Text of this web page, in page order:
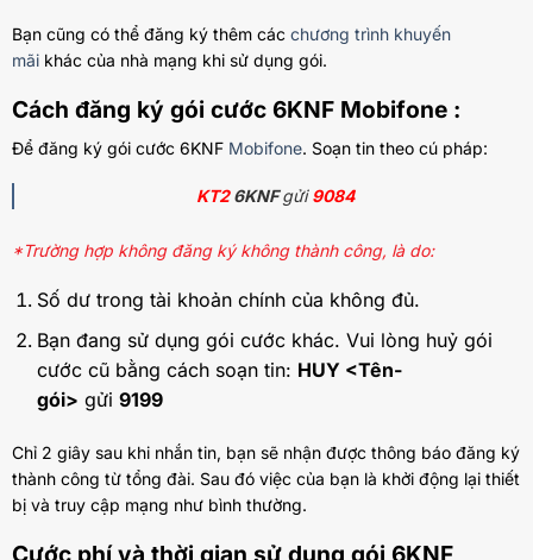
Bạn cũng có thể đăng ký thêm các chương trình khuyến
mãi khác của nhà mạng khi sử dụng gói.
Cách đăng ký gói cước 6KNF Mobifone :
Để đăng ký gói cước 6KNF Mobifone. Soạn tin theo cú pháp:
KT26KNFgửi9084
*Trường hợp không đăng ký không thành công, là do:
Số dư trong tài khoản chính của không đủ.
Bạn đang sử dụng gói cước khác. Vui lòng huỷ gói
cước cũ bằng cách soạn tin: HUY <Tên-
gói> gửi 9199
Chỉ 2 giây sau khi nhắn tin, bạn sẽ nhận được thông báo đăng ký
thành công từ tổng đài. Sau đó việc của bạn là khởi động lại thiết
bị và truy cập mạng như bình thường.